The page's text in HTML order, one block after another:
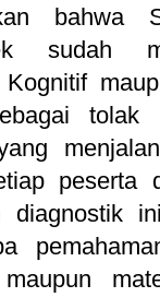
sudah
tolak
peserta
diagnostik